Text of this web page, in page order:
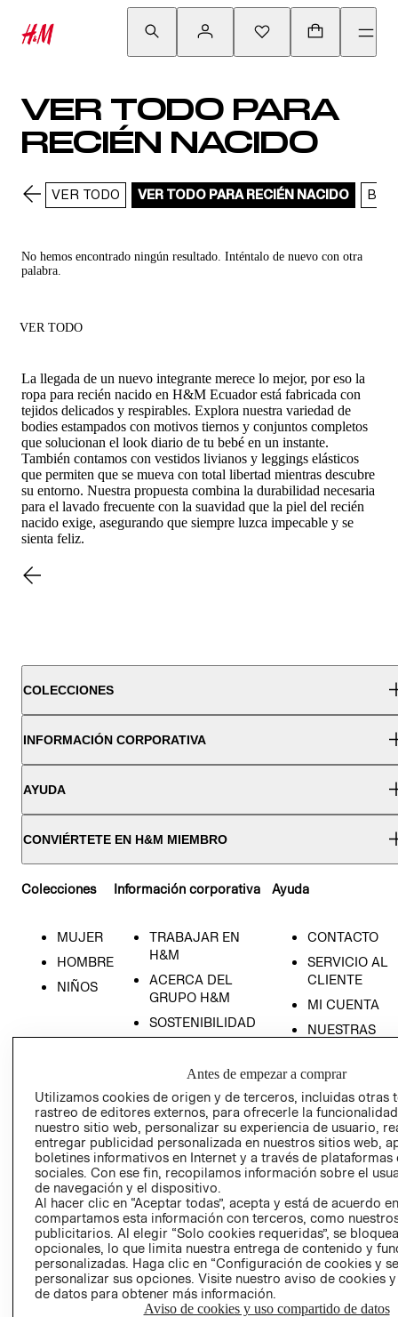
VER TODO PARA
RECIÉN NACIDO
VER TODO VER TODO PARA RECIÉN NACIDO
No hemos encontrado ningún resultado. Inténtalo de nuevo con otra
palabra.
VER TODO
La llegada de un nuevo integrante merece lo mejor, por eso la
ropa para recién nacido en H&M Ecuador está fabricada con
tejidos delicados y respirables. Explora nuestra variedad de
bodies estampados con motivos tiernos y conjuntos completos
que solucionan el look diario de tu bebé en un instante.
También contamos con vestidos livianos y leggings elásticos
que permiten que se mueva con total libertad mientras descubre
su entorno. Nuestra propuesta combina la durabilidad necesaria
para el lavado frecuente con la suavidad que la piel del recién
nacido exige, asegurando que siempre luzca impecable y se
sienta feliz.
COLECCIONES
INFORMACIÓN CORPORATIVA
AYUDA
CONVIÉRTETE EN H&M MIEMBRO
Colecciones
MUJER
HOMBRE
NIÑOS
Información corporativa
TRABAJAR EN
H&M
ACERCA DEL
GRUPO H&M
SOSTENIBILIDAD
RELACIÓN CON
INVERSONISTAS
POLÍTICA
EMPRESARIAL
Ayuda
CONTACTO
SERVICIO AL
CLIENTE
MI CUENTA
NUESTRAS
TÉRMINOS Y
CONDICIONES
AVISO DE
PRIVACIDAD
GIFT CARD
AVISO DE
COOKIES
LIBRO DE
Antes de empezar a comprar
Utilizamos cookies de origen y de terceros, incluidas otras
rastreo de editores externos, para ofrecerle la
nuestro sitio web, personalizar su experiencia de usuario,
entregar publicidad personalizada en nuestros sitios web,
boletines informativos en Internet y a través de plataformas
sociales. Con ese fin, recopilamos información sobre el
de navegación y el dispositivo.
Al hacer clic en “Aceptar todas”, acepta y está de acuerdo
compartamos esta información con terceros, como
publicitarios. Al elegir “Solo cookies requeridas”, se
opcionales, lo que limita nuestra entrega de contenido y
personalizadas. Haga clic en “Configuración de cookies y
personalizar sus opciones. Visite nuestro aviso de cookies
de datos para obtener más información.
Aviso de cookies y uso compartido de datos